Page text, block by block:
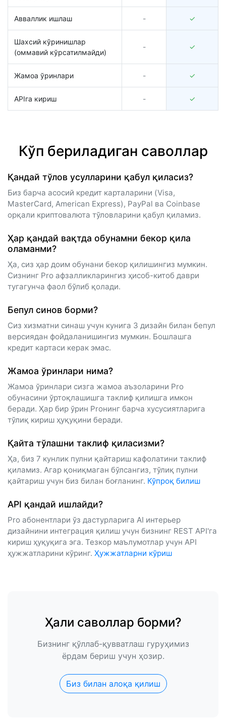
Авваллик ишлаш - ✓
Шахсий кўринишлар
(оммавий кўрсатилмайди)
- ✓
Жамоа ўринлари - ✓
APIга кириш - ✓
Кўп бериладиган саволлар
Қандай тўлов усулларини қабул қиласиз?
Биз барча асосий кредит карталарини (Visa,
MasterCard, American Express), PayPal ва Coinbase
орқали криптовалюта тўловларини қабул қиламиз.
Ҳар қандай вақтда обунамни бекор қила
оламанми?
Ҳа, сиз ҳар доим обунани бекор қилишингиз мумкин.
Сизнинг Pro афзалликларингиз ҳисоб-китоб даври
тугагунча фаол бўлиб қолади.
Бепул синов борми?
Сиз хизматни синаш учун кунига 3 дизайн билан бепул
версиядан фойдаланишингиз мумкин. Бошлашга
кредит картаси керак эмас.
Жамоа ўринлари нима?
Жамоа ўринлари сизга жамоа аъзоларини Pro
обунасини ўртоқлашишга таклиф қилишга имкон
беради. Ҳар бир ўрин Proнинг барча хусусиятларига
тўлиқ кириш ҳуқуқини беради.
Қайта тўлашни таклиф қиласизми?
Ҳа, биз 7 кунлик пулни қайтариш кафолатини таклиф
қиламиз. Агар қониқмаган бўлсангиз, тўлиқ пулни
қайтариш учун биз билан боғланинг. Кўпроқ билиш
API қандай ишлайди?
Pro абонентлари ўз дастурларига AI интерьер
дизайнини интеграция қилиш учун бизнинг REST API'га
кириш ҳуқуқига эга. Тезкор маълумотлар учун API
ҳужжатларини кўринг. Ҳужжатларни кўриш
Ҳали саволлар борми?
Бизнинг қўллаб-қувватлаш гуруҳимиз
ёрдам бериш учун ҳозир.
Биз билан алоқа қилиш